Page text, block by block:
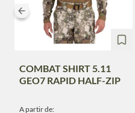
COMBAT SHIRT 5.11
GEO7 RAPID HALF-ZIP
A partir de: